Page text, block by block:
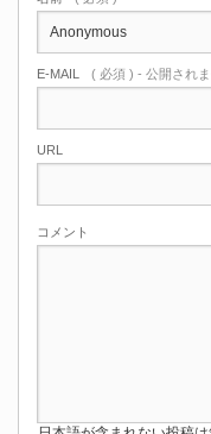
E-MAIL ( 必須 ) - 公開され
URL
コメント